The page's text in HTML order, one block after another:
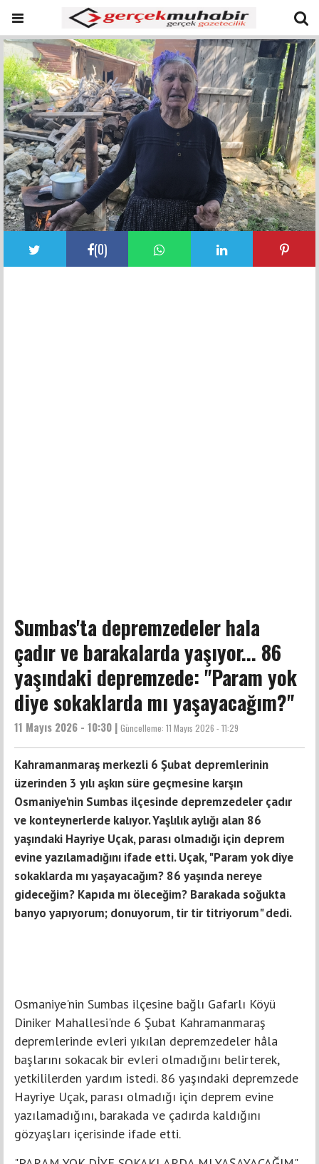
(0)
Sumbas'ta depremzedeler hala
çadır ve barakalarda yaşıyor... 86
yaşındaki depremzede: "Param yok
diye sokaklarda mı yaşayacağım?"
11 Mayıs 2026 - 10:30 | Güncelleme: 11 Mayıs 2026 - 11:29
Kahramanmaraş merkezli 6 Şubat depremlerinin
üzerinden 3 yılı aşkın süre geçmesine karşın
Osmaniye'nin Sumbas ilçesinde depremzedeler çadır
ve konteynerlerde kalıyor. Yaşlılık aylığı alan 86
yaşındaki Hayriye Uçak, parası olmadığı için deprem
evine yazılamadığını ifade etti. Uçak, "Param yok diye
sokaklarda mı yaşayacağım? 86 yaşında nereye
gideceğim? Kapıda mı öleceğim? Barakada soğukta
banyo yapıyorum; donuyorum, tir tir titriyorum" dedi.
Osmaniye'nin Sumbas ilçesine bağlı Gafarlı Köyü
Diniker Mahallesi'nde 6 Şubat Kahramanmaraş
depremlerinde evleri yıkılan depremzedeler hâla
başlarını sokacak bir evleri olmadığını belirterek,
yetkililerden yardım istedi. 86 yaşındaki depremzede
Hayriye Uçak, parası olmadığı için deprem evine
yazılamadığını, barakada ve çadırda kaldığını
gözyaşları içerisinde ifade etti.